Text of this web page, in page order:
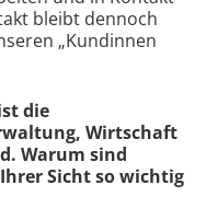
bleibt dennoch
„Kundinnen
die
Wirtschaft
Warum sind
Sicht so wichtig